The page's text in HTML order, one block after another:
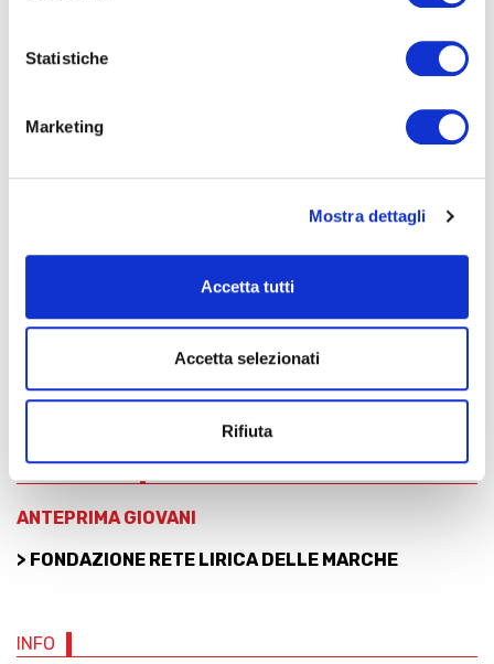
Statistiche
Marketing
Mostra dettagli
Accetta tutti
Accetta selezionati
Rifiuta
MimìLinda Campanella / Sarah Tisba
MarcelloLuca Galli
SchaunardPaolo Ingrasciotta
Coro del Teatro Ventidio Basso di Ascoli Piceno
Giovanni Farina
Nuovo allestimento della Fondazione Rete Lirica delle Marche
Teatro Sociale di Como
BIGLIETTERIA
ANTEPRIMA GIOVANI
> FONDAZIONE RETE LIRICA DELLE MARCHE
INFO